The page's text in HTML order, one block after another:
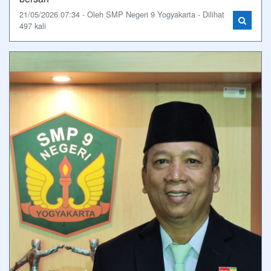
21/05/2026 07:34 - Oleh SMP Negeri 9 Yogyakarta - Dilihat
497 kali